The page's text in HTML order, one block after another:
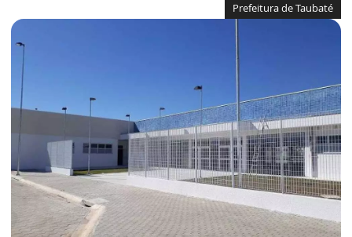
Prefeitura de Taubaté